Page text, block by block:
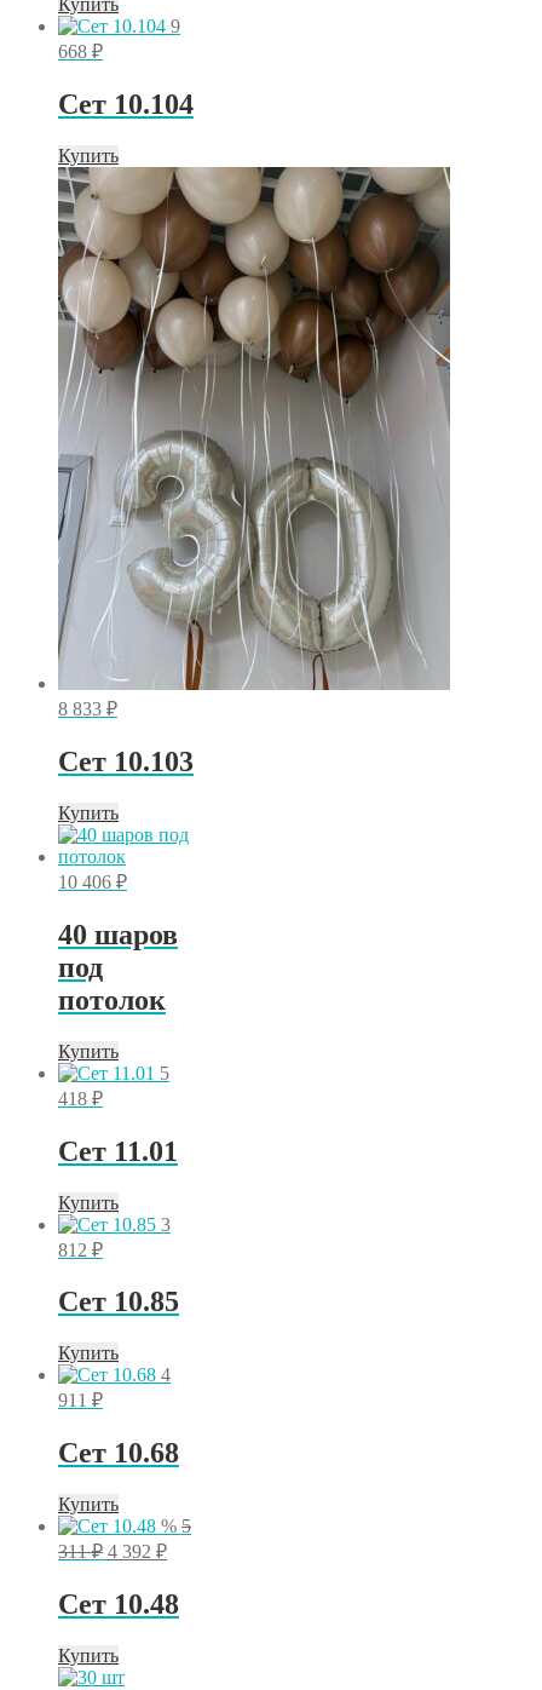
Купить
9
668 ₽
Сет 10.104
Купить
8 833 ₽
Сет 10.103
Купить
10 406 ₽
40 шаров
под
потолок
Купить
5
418 ₽
Сет 11.01
Купить
3
812 ₽
Сет 10.85
Купить
4
911 ₽
Сет 10.68
Купить
% 5
311₽ Первоначальная
составляла
5
4 392 ₽Текущая
4
392 ₽.
Сет 10.48
Купить